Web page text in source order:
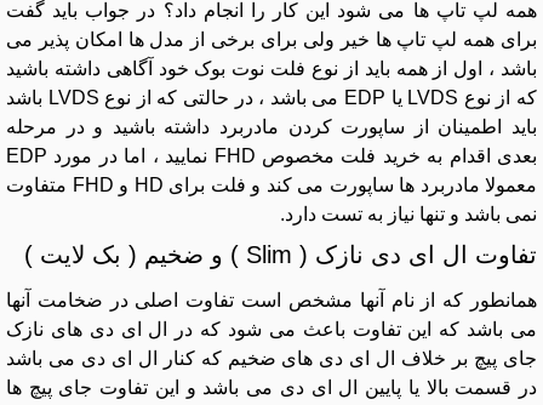
همه لپ تاپ ها می شود این کار را انجام داد؟ در جواب باید گفت
برای همه لپ تاپ ها خیر ولی برای برخی از مدل ها امکان پذیر می
باشد ، اول از همه باید از نوع فلت نوت بوک خود آگاهی داشته باشید
که از نوع LVDS یا EDP می باشد ، در حالتی که از نوع LVDS باشد
باید اطمینان از ساپورت کردن مادربرد داشته باشید و در مرحله
بعدی اقدام به خرید فلت مخصوص FHD نمایید ، اما در مورد EDP
معمولا مادربرد ها ساپورت می کند و فلت برای HD و FHD متفاوت
نمی باشد و تنها نیاز به تست دارد.
تفاوت ال ای دی نازک ( Slim ) و ضخیم ( بک لایت )
همانطور که از نام آنها مشخص است تفاوت اصلی در ضخامت آنها
می باشد که این تفاوت باعث می شود که در ال ای دی های نازک
جای پیچ بر خلاف ال ای دی های ضخیم که کنار ال ای دی می باشد
در قسمت بالا یا پایین ال ای دی می باشد و این تفاوت جای پیچ ها